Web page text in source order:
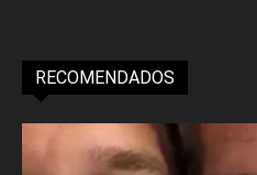
RECOMENDADOS